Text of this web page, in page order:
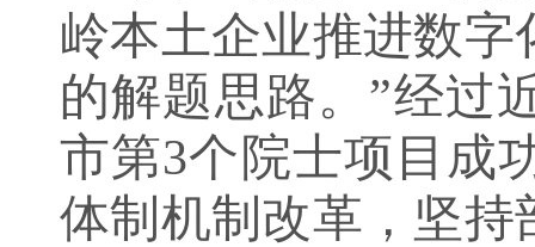
岭本土企业推进数
的解题思路。 ”经过
市第3个院士项目成
体制机制改革， 坚持